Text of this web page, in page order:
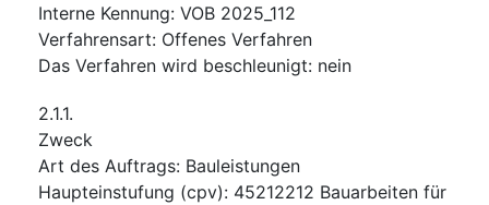
Interne Kennung: VOB 2025_112
Verfahrensart: Offenes Verfahren
Das Verfahren wird beschleunigt: nein
2.1.1.
Zweck
Art des Auftrags: Bauleistungen
Haupteinstufung (cpv): 45212212 Bauarbeiten für